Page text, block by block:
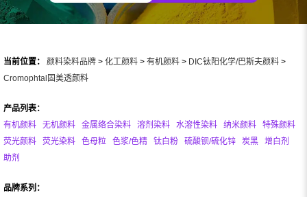
当前位置： 颜料染料品牌 > 化工颜料 > 有机颜料 > DIC钛阳化学/巴斯夫颜料 >
Cromophtal固美透颜料
产品列表：
有机颜料
无机颜料 金属络合染料 溶剂染料 水溶性染料 纳米颜料
特殊颜料
荧光颜料
荧光染料 色母粒 色浆/色精 钛白粉 硫酸钡/硫化锌 炭黑
增白剂
助剂
品牌系列：